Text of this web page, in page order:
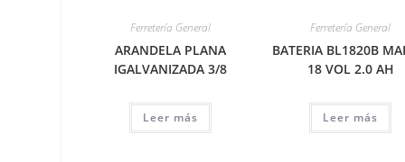
Ferretería General
ARANDELA PLANA
IGALVANIZADA 3/8
Leer más
Ferretería General
BATERIA BL1820B
18 VOL 2.0 AH
Leer más